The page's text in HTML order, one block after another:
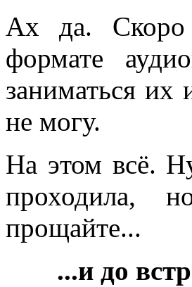
Ах да. Скоро
формате
заниматься их
не могу.
На этом всё.
проходила,
прощайте...
...и до